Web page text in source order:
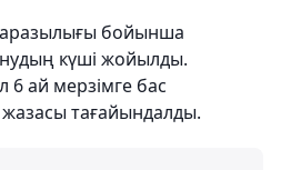
бойынша
күші жойылды.
6 ай мерзімге бас
тағайындалды.